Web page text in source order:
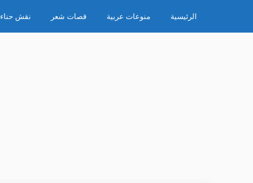
المحتوى
الرئيسية منوعات عربية قصات شعر نقش حناء